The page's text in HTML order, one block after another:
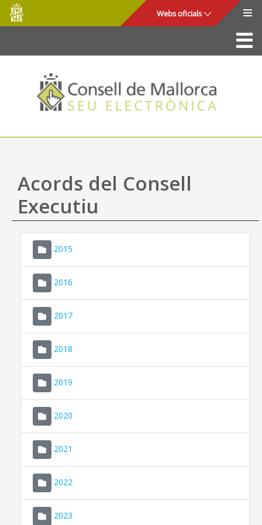
Salta al contingut principal
Consell
de
Mallorca
Webs oficials
La Seu
Consell de Mallorca
Accés i seguretat
Utilitats
Ajuda
Acords del Consell
Executiu
2015
2016
2017
2018
2019
2020
2021
2022
2023